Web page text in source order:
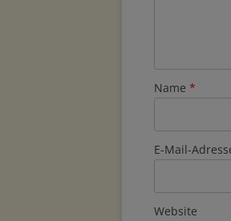
Name *
E-Mail-
Website